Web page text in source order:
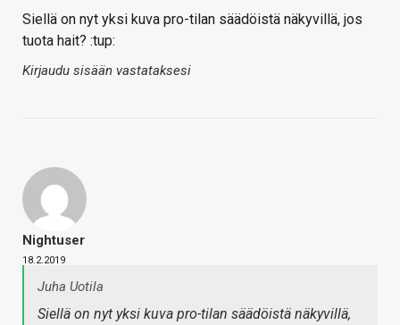
Siellä on nyt yksi kuva pro-tilan säädöistä näkyvillä, jos
tuota hait? :tup:
Kirjaudu sisään vastataksesi
Nightuser
18.2.2019
Juha Uotila
Siellä on nyt yksi kuva pro-tilan säädöistä näkyvillä,